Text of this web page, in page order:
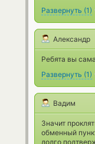
Развернуть (1)
Александр
Ребята вы
Развернуть (1)
Вадим
Значит
обменный
долго